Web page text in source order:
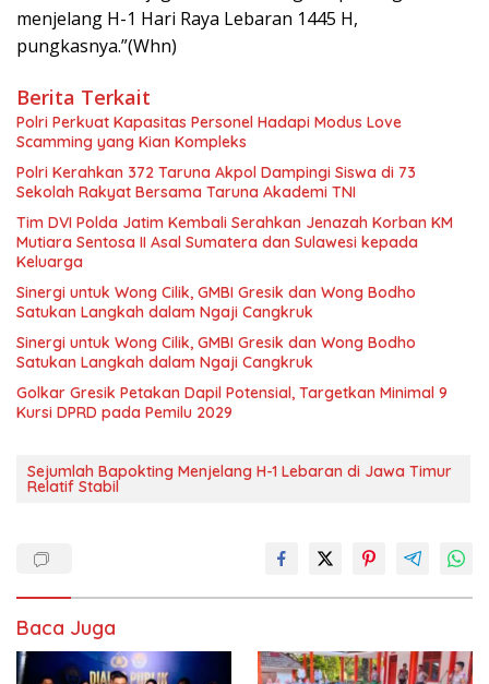
menjelang H-1 Hari Raya Lebaran 1445 H,
pungkasnya.”(Whn)
Berita Terkait
Polri Perkuat Kapasitas Personel Hadapi Modus Love
Scamming yang Kian Kompleks
Polri Kerahkan 372 Taruna Akpol Dampingi Siswa di 73
Sekolah Rakyat Bersama Taruna Akademi TNI
Tim DVI Polda Jatim Kembali Serahkan Jenazah Korban KM
Mutiara Sentosa II Asal Sumatera dan Sulawesi kepada
Keluarga
Sinergi untuk Wong Cilik, GMBI Gresik dan Wong Bodho
Satukan Langkah dalam Ngaji Cangkruk
Sinergi untuk Wong Cilik, GMBI Gresik dan Wong Bodho
Satukan Langkah dalam Ngaji Cangkruk
Golkar Gresik Petakan Dapil Potensial, Targetkan Minimal 9
Kursi DPRD pada Pemilu 2029
Sejumlah Bapokting Menjelang H-1 Lebaran di Jawa Timur
Relatif Stabil
Baca Juga